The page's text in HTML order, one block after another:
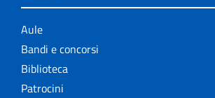
Aule
Bandi e concorsi
Biblioteca
Patrocini